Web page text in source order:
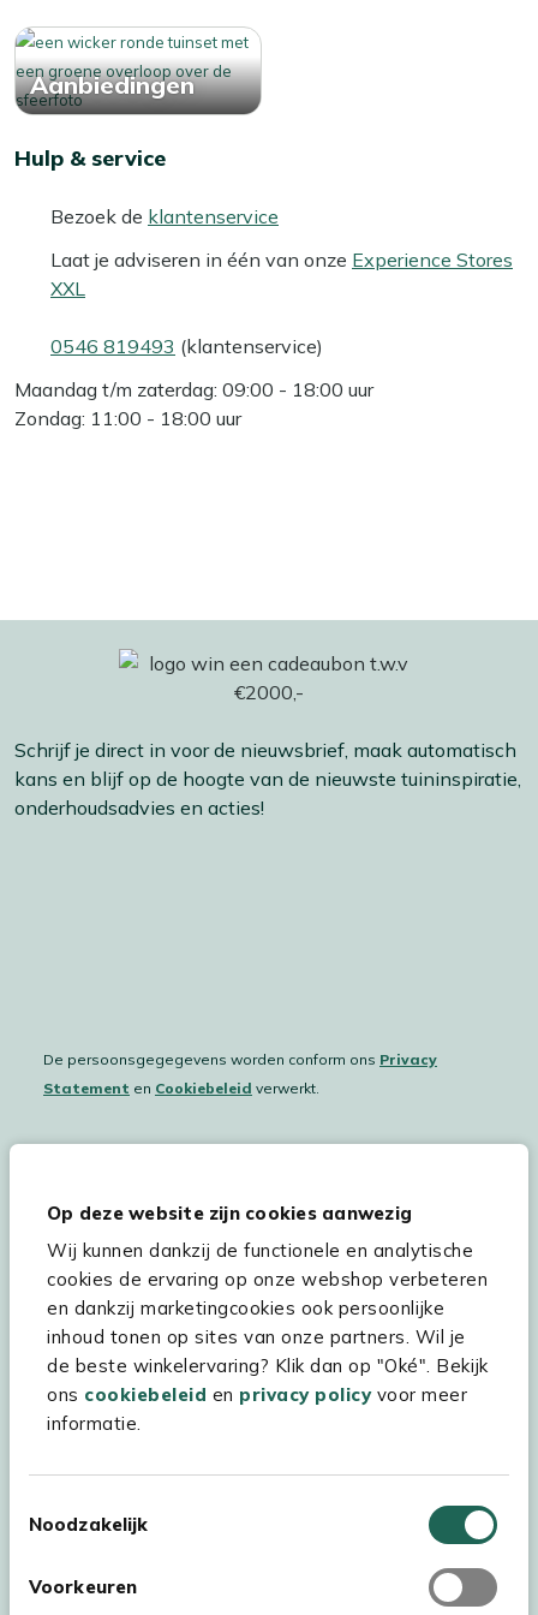
Op deze website zijn cookies aanwezig
Wij kunnen dankzij de functionele en analytische
cookies de ervaring op onze webshop verbeteren
en dankzij marketingcookies ook persoonlijke
inhoud tonen op sites van onze partners. Wil je
de beste winkelervaring? Klik dan op "Oké". Bekijk
ons cookiebeleid en privacy policyvoor meer
informatie.
Noodzakelijk
Voorkeuren
Aanbiedingen
Hulp & service
Bezoek de klantenservice
Laat je adviseren in één van onze Experience Stores
XXL
0546 819493 (klantenservice)
Maandag t/m zaterdag: 09:00 - 18:00 uur
Zondag: 11:00 - 18:00 uur
Schrijf je direct in voor de nieuwsbrief, maak automatisch
kans en blijf op de hoogte van de nieuwste tuininspiratie,
onderhoudsadvies en acties!
De persoonsgegegevens worden conform ons Privacy
Statement en Cookiebeleid verwerkt.
Hulp & service
Assortiment
Kees Smit Tuinmeubelen
Experience Stores XXL